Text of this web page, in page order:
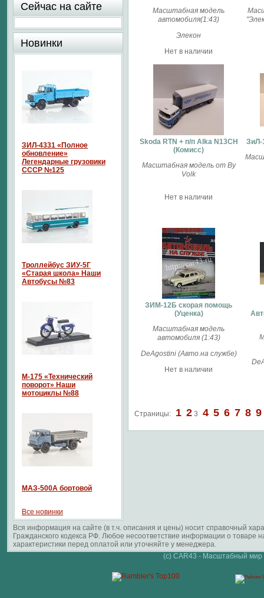
Масштабная модель
автомобиля(1:43)
Элекон
Нет в наличии
Skoda RTN + п/п Alka N13CH
(Комисс)
Масштабная модель от By
Volk
Нет в наличии
ЗиЛ-
ЗИМ-12Б скорая помощь
(Уценка)
Масштабная модель
автомобиля (1:43)
DeAgostini (Авто.на службе)
Нет в наличии
Страницы: 1 2 3 4 5 6 7 8 9
Сейчас на сайте
Новинки
ЗИЛ-4331 «Полное
обновление»
Легендарные грузовики
СССР №125
Троллейбус ЗИУ-5Г
«Старая школа» Наши
Автобусы №83
М-175 «Технический
поворот» Наши
мотоциклы №88
МАЗ-500А бортовой
Все новинки
Вся информация на сайте (в т.ч. описания и цены) носит справочный
Гражданского кодекса РФ. Любое несоответствие информации о
характеристики перед оплатой или уточняйте у менеджера.
(c) CAR43 - Масштабный мир